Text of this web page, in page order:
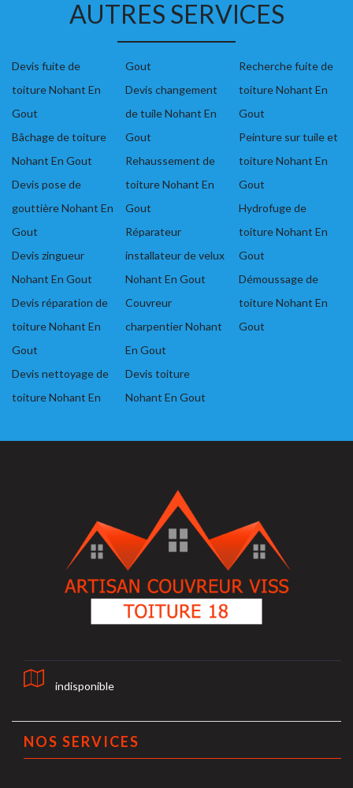
AUTRES SERVICES
Devis fuite de
toiture Nohant En
Gout
Bâchage de toiture
Nohant En Gout
Devis pose de
gouttière Nohant En
Gout
Devis zingueur
Nohant En Gout
Devis réparation de
toiture Nohant En
Gout
Devis nettoyage de
toiture Nohant En
Gout
Devis changement
de tuile Nohant En
Gout
Rehaussement de
toiture Nohant En
Gout
Réparateur
installateur de velux
Nohant En Gout
Couvreur
charpentier Nohant
En Gout
Devis toiture
Nohant En Gout
Recherche fuite de
toiture Nohant En
Gout
Peinture sur tuile et
toiture Nohant En
Gout
Hydrofuge de
toiture Nohant En
Gout
Démoussage de
toiture Nohant En
Gout
indisponible
NOS SERVICES